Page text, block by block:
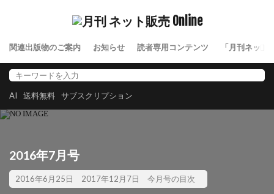
関連出版物のご案内 お知らせ 読者専用コンテンツ 「月刊ネット
AI 送料無料 サブスクリプション
2016年7月号
2016年6月25日 2017年12月7日 今月号の目次